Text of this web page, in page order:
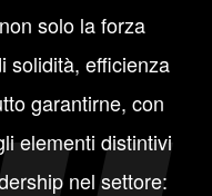
solo la forza
solidità, efficienza
garantirne, con
elementi distintivi
nel settore: